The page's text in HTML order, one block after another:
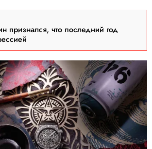
признался, что последний год